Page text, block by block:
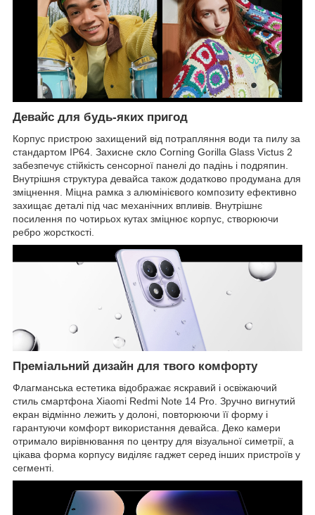
Девайс для будь-яких пригод
Корпус пристрою захищений від потрапляння води та пилу за
стандартом IP64. Захисне скло Corning Gorilla Glass Victus 2
забезпечує стійкість сенсорної панелі до падінь і подряпин.
Внутрішня структура девайса також додатково продумана для
зміцнення. Міцна рамка з алюмінієвого композиту ефективно
захищає деталі під час механічних впливів. Внутрішнє
посилення по чотирьох кутах зміцнює корпус, створюючи
ребро жорсткості.
Преміальний дизайн для твого комфорту
Флагманська естетика відображає яскравий і освіжаючий
стиль смартфона Xiaomi Redmi Note 14 Pro. Зручно вигнутий
екран відмінно лежить у долоні, повторюючи її форму і
гарантуючи комфорт використання девайса. Деко камери
отримало вирівнювання по центру для візуальної симетрії, а
цікава форма корпусу виділяє гаджет серед інших пристроїв у
сегменті.